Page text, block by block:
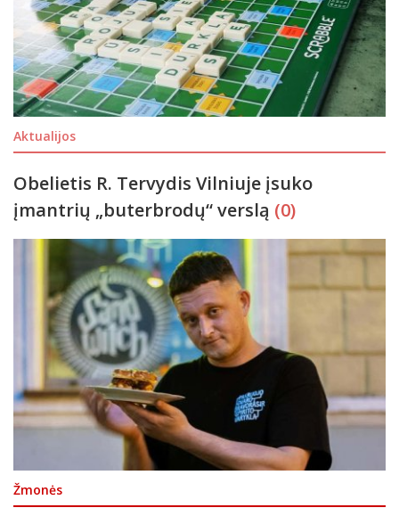
Aktualijos
Obelietis R. Tervydis Vilniuje įsuko
įmantrių „buterbrodų“ verslą (0)
Žmonės